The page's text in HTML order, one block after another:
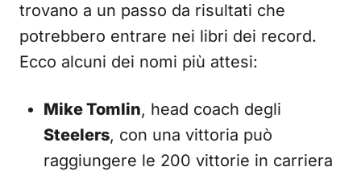
trovano a un passo da risultati che
potrebbero entrare nei libri dei record.
Ecco alcuni dei nomi più attesi:
Mike Tomlin, head coach degli
Steelers, con una vittoria può
raggiungere le 200 vittorie in carriera